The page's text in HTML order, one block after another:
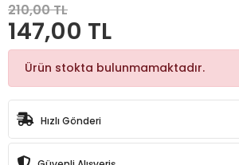
210,00 TL
147,00 TL
Ürün stokta bulunmamaktadır.
Hızlı Gönderi